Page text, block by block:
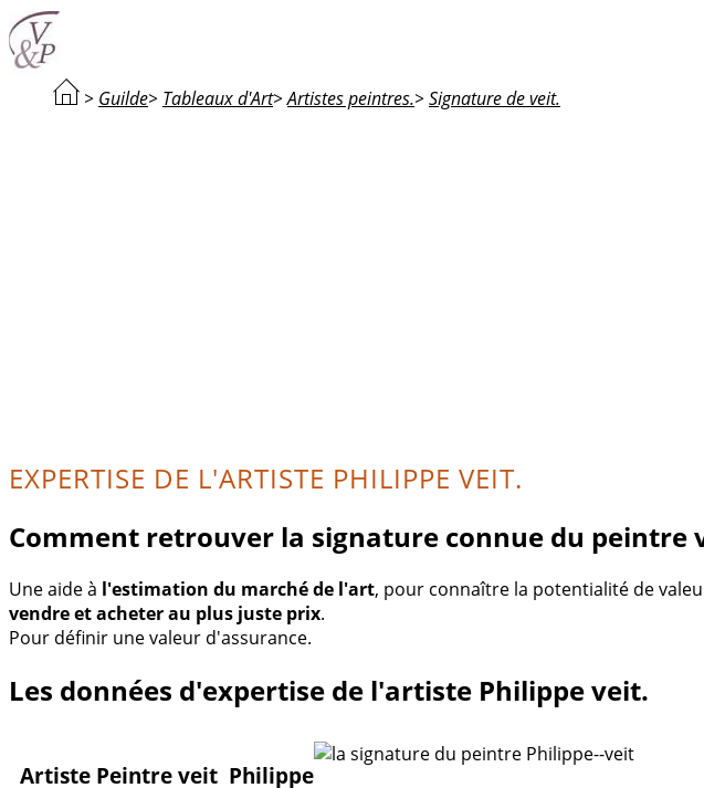
> Guilde> Tableaux d'Art>Artistes peintres.> Signature de veit.
EXPERTISE DE L'ARTISTE PHILIPPE VEIT.
Comment retrouver la signature connue du peintre
Une aide à l'estimation du marché de l'art, pour connaître la potentialité de
vendre et acheter au plus juste prix.
Pour définir une valeur d'assurance.
Les données d'expertise de l'artiste Philippe veit.
Artiste Peintre veit Philippe